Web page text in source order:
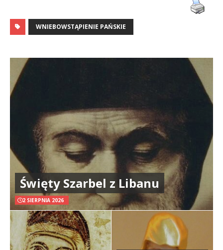
WNIEBOWSTĄPIENIE PAŃSKIE
Święty Szarbel z Libanu
2 SIERPNIA 2026